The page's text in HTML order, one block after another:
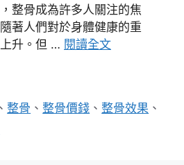
整骨成為許多人關注的焦
著人們對於身體健康的重
升。但 … 閱讀全文
、整骨 、整骨價錢 、整骨效果 、